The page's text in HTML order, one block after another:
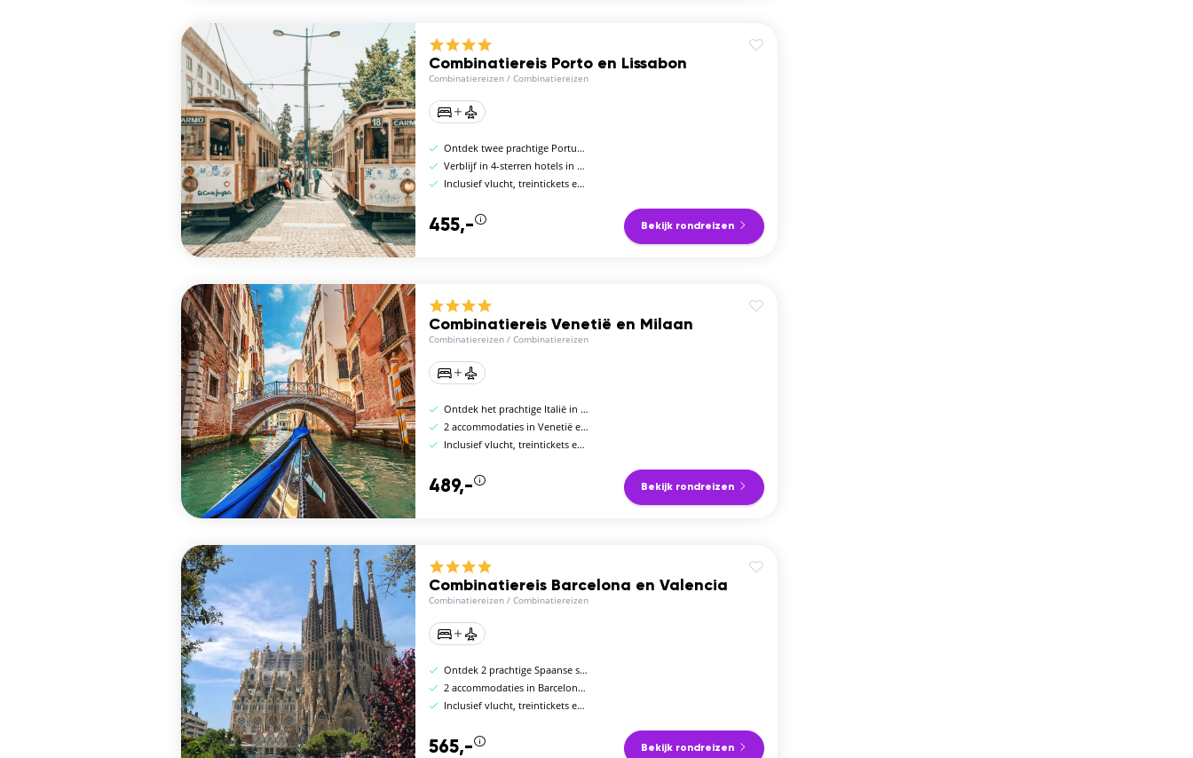
Combinatiereis Porto en Lissabon
Combinatiereizen / Combinatiereizen
Ontdek twee prachtige Portugese steden
Verblijf in 4-sterren hotels in Porto en Lissabon
Inclusief vlucht, treintickets en verblijf
455,- Bekijk rondreizen
Combinatiereis Venetië en Milaan
Combinatiereizen / Combinatiereizen
Ontdek het prachtige Italië in 7 dagen
2 accommodaties in Venetië en Milaan
Inclusief vlucht, treintickets en verblijf
489,- Bekijk rondreizen
Combinatiereis Barcelona en Valencia
Combinatiereizen / Combinatiereizen
Ontdek 2 prachtige Spaanse steden
2 accommodaties in Barcelona en Valencia
Inclusief vlucht, treintickets en verblijf
565,- Bekijk rondreizen